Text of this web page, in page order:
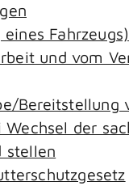
und vom
der
stellen